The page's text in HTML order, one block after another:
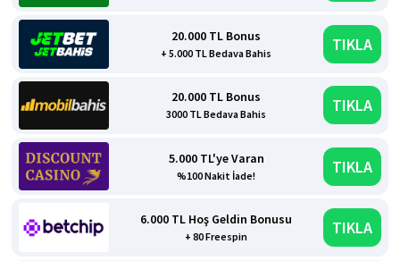
20.000 TL Bonus
+ 5.000 TL Bedava Bahis TIKLA
20.000 TL Bonus
3000 TL Bedava Bahis TIKLA
5.000 TL'ye Varan
%100 Nakit İade! TIKLA
6.000 TL Hoş Geldin Bonusu
+ 80 Freespin TIKLA